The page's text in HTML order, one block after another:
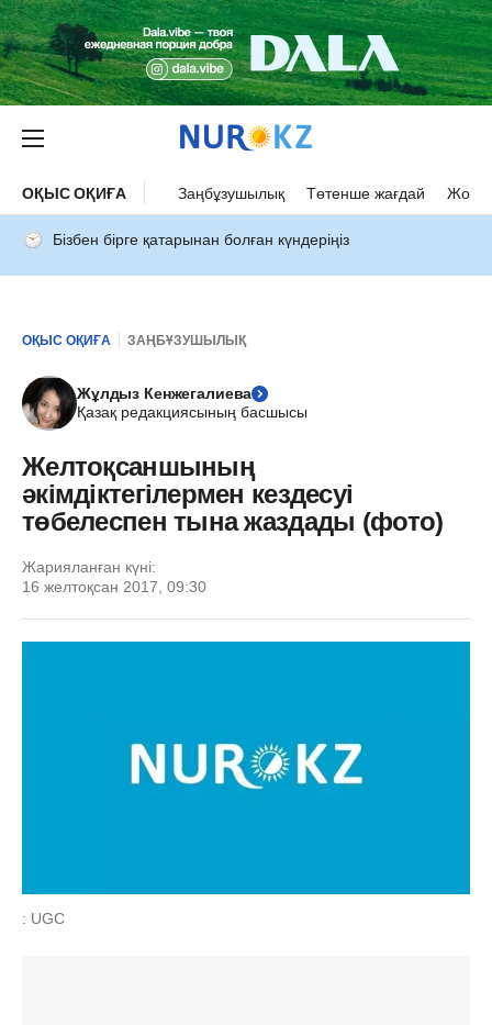
ОҚЫС ОҚИҒА Заңбұзушылық Төтенше жағдай Жол
Бізбен бірге қатарынан болған күндеріңіз
ОҚЫС ОҚИҒА ЗАҢБҰЗУШЫЛЫҚ
Жұлдыз Кенжегалиева
Қазақ редакциясының басшысы
Желтоқсаншының
әкімдіктегілермен кездесуі
төбелеспен тына жаздады (фото)
Жарияланған күні:
16 желтоқсан 2017, 09:30
: UGC